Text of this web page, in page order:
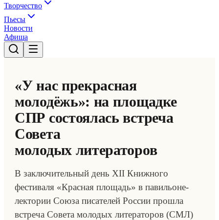
Творчество
Пьесы
Новости
Афиша
«У нас прекрасная
молодёжь»: на площадке
СПР состоялась встреча
Совета
молодых литераторов
В заключительный день XII Книжного
фестиваля «Красная площадь» в павильоне-
лектории Союза писателей России прошла
встреча Совета молодых литераторов (СМЛ)